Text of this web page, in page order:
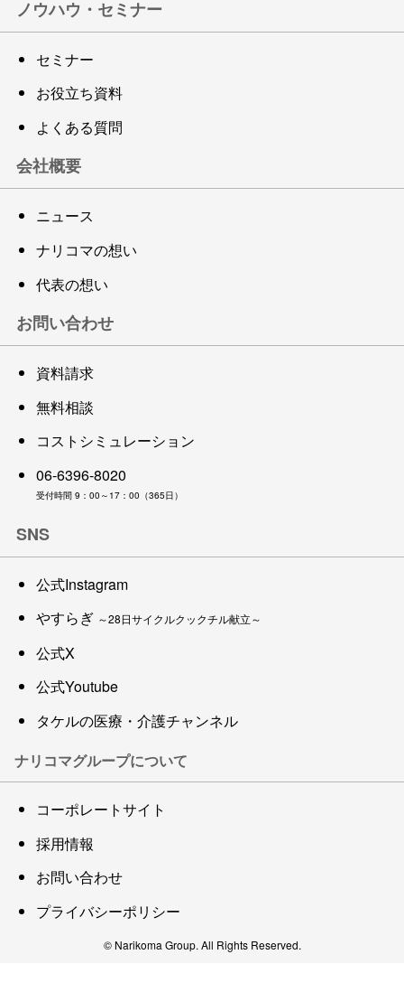
ノウハウ・セミナー
セミナー
お役立ち資料
よくある質問
会社概要
ニュース
ナリコマの想い
代表の想い
お問い合わせ
資料請求
無料相談
コストシミュレーション
06-6396-8020
受付時間 9：00～17：00（365日）
SNS
公式Instagram
やすらぎ ～28日サイクルクックチル献立～
公式X
公式Youtube
タケルの医療・介護チャンネル
ナリコマグループについて
コーポレートサイト
採用情報
お問い合わせ
プライバシーポリシー
© Narikoma Group. All Rights Reserved.